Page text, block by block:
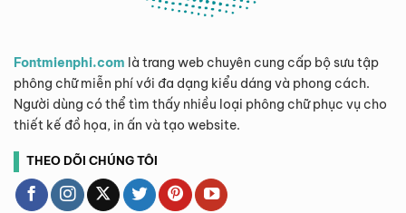
Fontmienphi.com là trang web chuyên cung cấp bộ sưu tập
phông chữ miễn phí với đa dạng kiểu dáng và phong cách.
Người dùng có thể tìm thấy nhiều loại phông chữ phục vụ cho
thiết kế đồ họa, in ấn và tạo website.
THEO DÕI CHÚNG TÔI